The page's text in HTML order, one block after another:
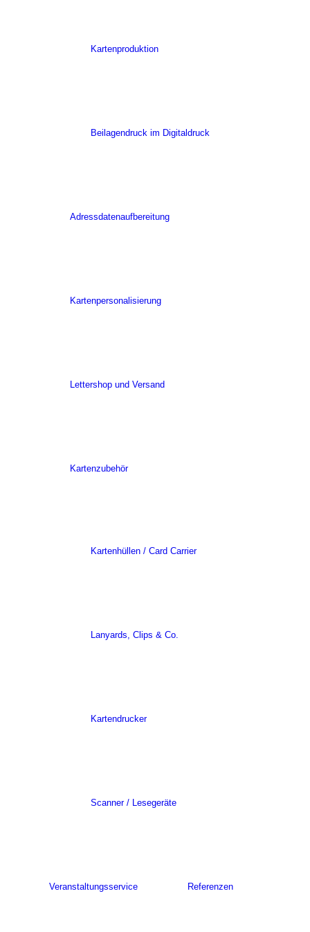
Kartenproduktion
Beilagendruck im Digitaldruck
Adressdatenaufbereitung
Kartenpersonalisierung
Lettershop und Versand
Kartenzubehör
Kartenhüllen / Card Carrier
Lanyards, Clips & Co.
Kartendrucker
Scanner / Lesegeräte
Veranstaltungsservice Referenzen